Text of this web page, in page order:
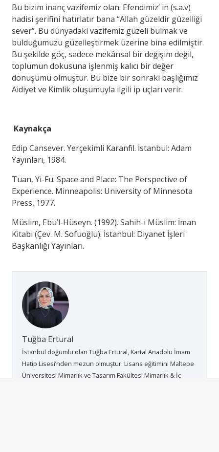
Bu bizim inanç vazifemiz olan: Efendimiz’ in (s.a.v)
hadisi şerifini hatırlatır bana “Allah güzeldir güzelliği
sever”. Bu dünyadaki vazifemiz güzeli bulmak ve
bulduğumuzu güzelleştirmek üzerine bina edilmiştir.
Bu şekilde göç, sadece mekânsal bir değişim değil,
toplumun dokusuna işlenmiş kalıcı bir değer
dönüşümü olmuştur. Bu bize bir sonraki başlığımız
Aidiyet ve Kimlik oluşumuyla ilgili ip uçları verir.
Kaynakça
Edip Cansever. Yerçekimli Karanfil. İstanbul: Adam
Yayınları, 1984.
Tuan, Yi-Fu. Space and Place: The Perspective of
Experience. Minneapolis: University of Minnesota
Press, 1977.
Müslim, Ebu’l-Hüseyn. (1992). Sahih-i Müslim: İman
Kitabı (Çev. M. Sofuoğlu). İstanbul: Diyanet İşleri
Başkanlığı Yayınları.
Tuğba Ertural
İstanbul doğumlu olan Tuğba Ertural, Kartal Anadolu İmam
Hatip Lisesi’nden mezun olmuştur. Lisans eğitimini Maltepe
Üniversitesi Mimarlık ve Tasarım Fakültesi Mimarlık & İç